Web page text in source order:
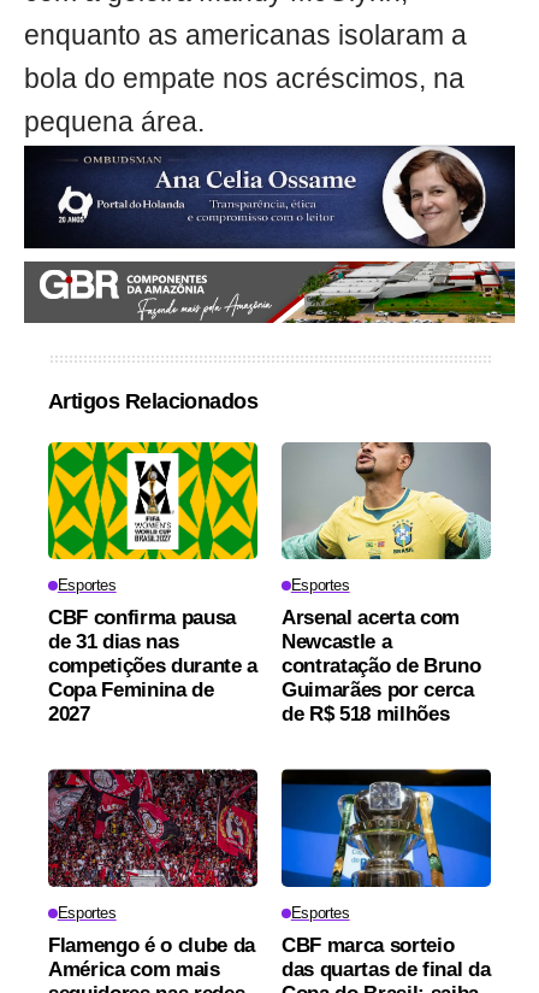
enquanto as americanas isolaram a
bola do empate nos acréscimos, na
pequena área.
Artigos Relacionados
Esportes
CBF confirma pausa
de 31 dias nas
competições durante a
Copa Feminina de
2027
Esportes
Arsenal acerta com
Newcastle a
contratação de Bruno
Guimarães por cerca
de R$ 518 milhões
Esportes
Flamengo é o clube da
América com mais
Esportes
CBF marca sorteio
das quartas de final da